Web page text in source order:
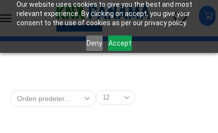
Our website uses cookies to give you the best and most
relevant experience. By clicking on accept, you give your
consent to the use of cookies as per our privacy policy.
Deny Accept